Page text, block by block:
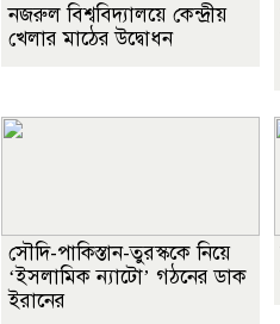
নজরুল বিশ্ববিদ্যালয়ে কেন্দ্রীয়
খেলার মাঠের উদ্বোধন
সৌদি-পাকিস্তান-তুরস্ককে নিয়ে
‘ইসলামিক ন্যাটো’ গঠনের ডাক
ইরানের